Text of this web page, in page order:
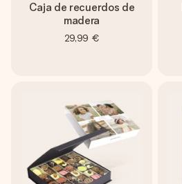
Caja de recuerdos de
madera
29,99 €